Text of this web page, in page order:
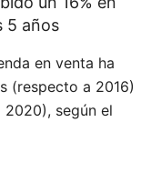
5 años
en venta ha
(respecto a 2016)
2020), según el